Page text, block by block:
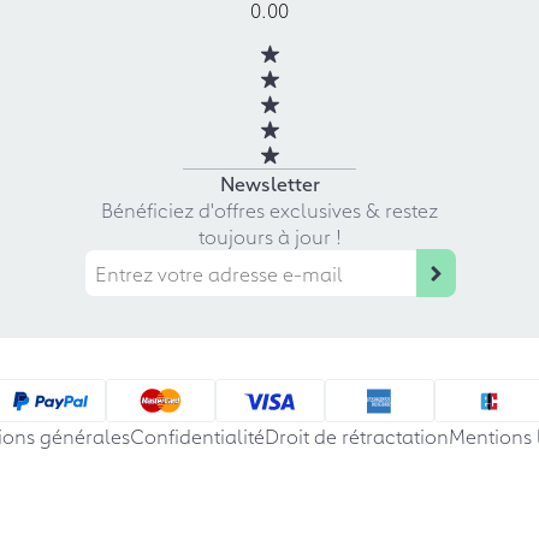
0.00
Newsletter
Bénéficiez d'offres exclusives & restez
toujours à jour !
généralesConfidentialitéDroit de rétractationMentions